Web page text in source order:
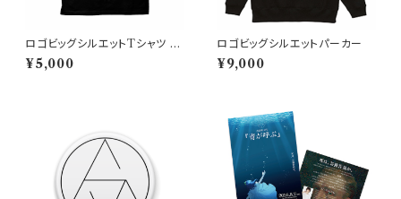
ロゴビッグシルエットTシャツ ブ
ラック
¥5,000
ロゴビッグシルエットパーカー
¥9,000